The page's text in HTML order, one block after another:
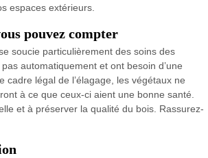
espaces extérieurs.
pouvez compter
soucie particulièrement des soins des
automatiquement et ont besoin d’une
cadre légal de l’élagage, les végétaux ne
à ce que ceux-ci aient une bonne santé.
et à préserver la qualité du bois. Rassurez-